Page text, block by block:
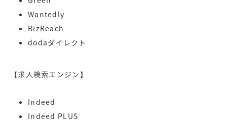
Wantedly
BizReach
dodaダイレクト
【求人検索エンジン】
Indeed
Indeed PLUS